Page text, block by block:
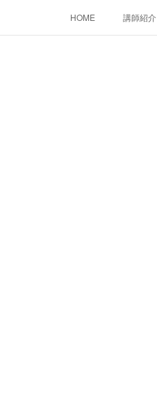
HOME 講師紹介